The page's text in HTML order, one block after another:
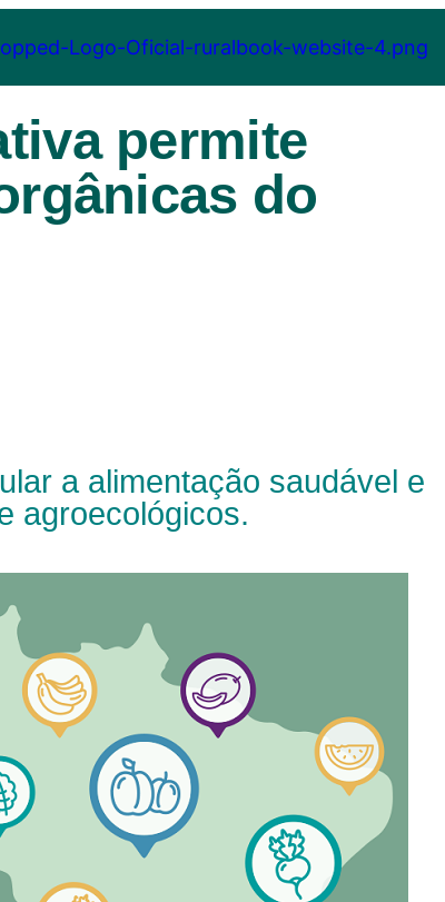
permite
do
a alimentação saudável e
agroecológicos.